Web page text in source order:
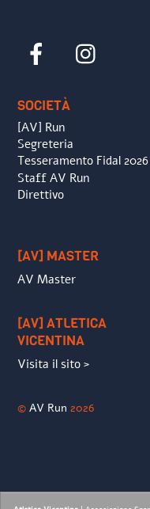
Facebook
SOCIETÀ
[AV] Run
Segreteria
Tesseramento Fidal 2026
Staff AV Run
Direttivo
[AV] MASTER
AV Master
[AV] ATLETICA
VICENTINA
Visita il sito >
©AV Run 2026